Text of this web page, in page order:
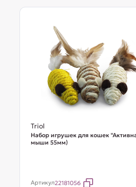
Triol
Набор игрушек для кошек
мыши 55мм)
Артикул22181056